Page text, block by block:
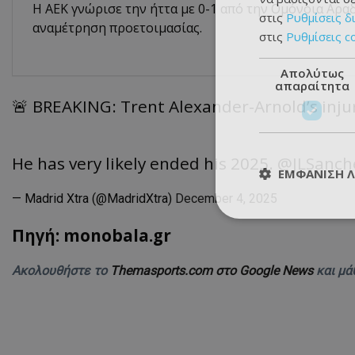
Η ΑΕΚ γνώρισε την ήττα με 0-1 από την Ομόνοια
αναμέτρηση προετοιμασίας.
🚨 BREAKING: Trent Alexander-Arnold’s
He has very likely ended his 2025.
— Madrid Xtra (@MadridXtra) December 4, 2025
Πηγή: monobala.gr
Ακολουθήστε το Themasports.com στο Google Newsκαι
στις Ρυθμίσεις
στις Ρυθμίσεις
Απολύτως
απαραίτητα
ΕΜΦΆΝΙΣΗ